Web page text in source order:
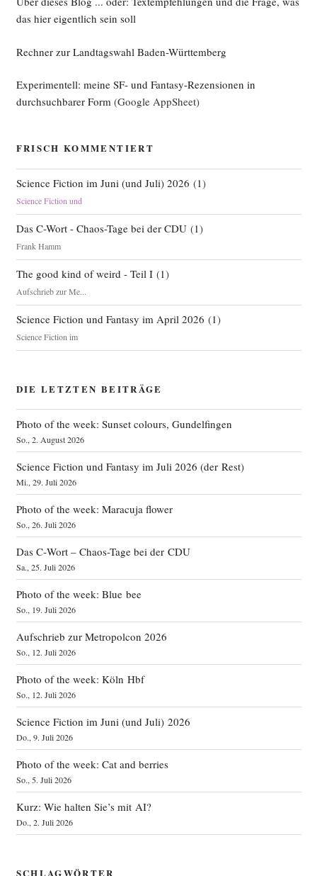
das hier eigentlich sein soll
Rechner zur Landtagswahl Baden-Württemberg
Experimentell: meine SF- und Fantasy-Rezensionen in
durchsuchbarer Form(Google AppSheet)
FRISCH KOMMENTIERT
Science Fiction im Juni (und Juli) 2026 (1)
Science Fiction und
Das C-Wort - Chaos-Tage bei der CDU(1)
Frank Hamm
The good kind of weird - Teil I(1)
Aufschrieb zur Me...
Science Fiction und Fantasy im April 2026 (1)
Science Fiction im
DIE LETZTEN BEITRÄGE
Photo of the week: Sunset colours, Gundelfingen
So., 2. August 2026
Science Fiction und Fantasy im Juli 2026 (der Rest)
Mi., 29. Juli 2026
Photo of the week: Maracuja flower
So., 26. Juli 2026
Das C‑Wort – Chaos-Tage bei der CDU
Sa., 25. Juli 2026
Photo of the week: Blue bee
So., 19. Juli 2026
Aufschrieb zur Metropolcon 2026
So., 12. Juli 2026
Photo of the week: Köln Hbf
So., 12. Juli 2026
Science Fiction im Juni (und Juli) 2026
Do., 9. Juli 2026
Photo of the week: Cat and berries
So., 5. Juli 2026
Kurz: Wie halten Sie’s mit AI?
Do., 2. Juli 2026
SCHLAGWÖRTER